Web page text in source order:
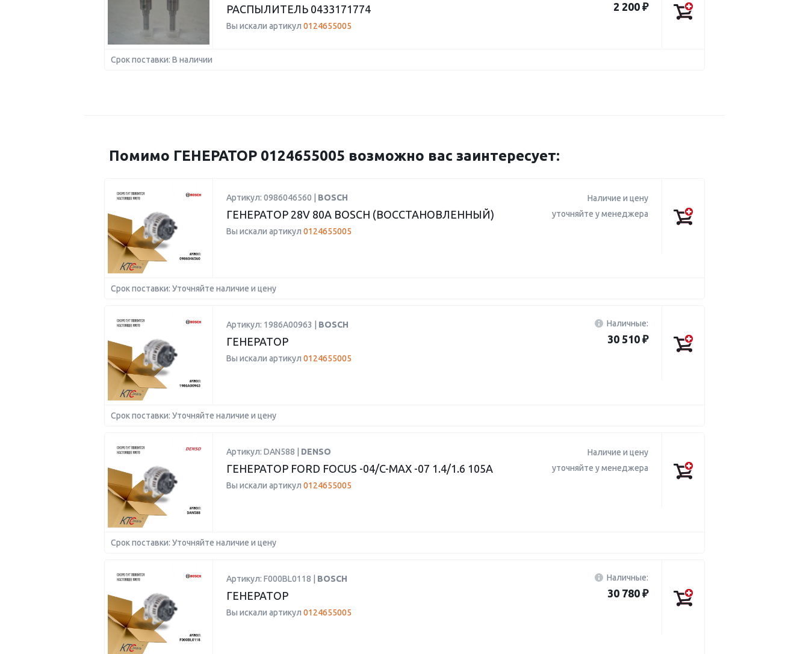
РАСПЫЛИТЕЛЬ 0433171774
Вы искали артикул 0124655005
2 200 ₽
Срок поставки: В наличии
Помимо ГЕНЕРАТОР 0124655005 возможно вас заинтересует:
Артикул: 0986046560 | BOSCH
ГЕНЕРАТОР 28V 80А BOSCH (ВОССТАНОВЛЕННЫЙ)
Вы искали артикул 0124655005
Наличие и цену
уточняйте у менеджера
Срок поставки: Уточняйте наличие и цену
Артикул: 1986A00963 | BOSCH
ГЕНЕРАТОР
Вы искали артикул 0124655005
Наличные:
30 510 ₽
Срок поставки: Уточняйте наличие и цену
Артикул: DAN588 | DENSO
ГЕНЕРАТОР FORD FOCUS -04/C-MAX -07 1.4/1.6 105A
Вы искали артикул 0124655005
Наличие и цену
уточняйте у менеджера
Срок поставки: Уточняйте наличие и цену
Артикул: F000BL0118 | BOSCH
ГЕНЕРАТОР
Вы искали артикул 0124655005
Наличные:
30 780 ₽